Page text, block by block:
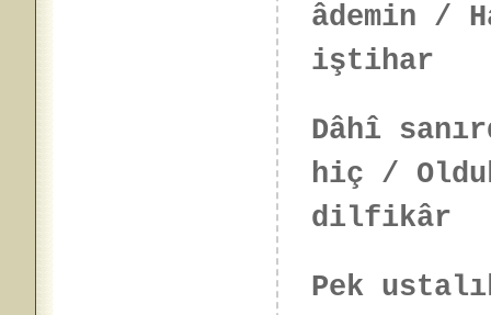
âdemin /
iştihar
Dâhî
hiç /
dilfikâr
Pek